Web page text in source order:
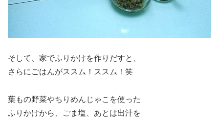
そして、家でふりかけを作りだすと、
さらにごはんがススム！ススム！笑
葉もの野菜やちりめんじゃこを使った
ふりかけから、ごま塩、あとは出汁を